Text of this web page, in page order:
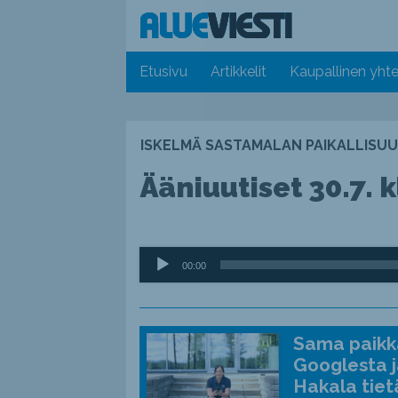
Etusivu Artikkelit Kaupallinen
ISKELMÄ SASTAMALAN
Ääniuutiset 30.7.
Äänitoistin
00:00
Sama
Googlesta
Hakala